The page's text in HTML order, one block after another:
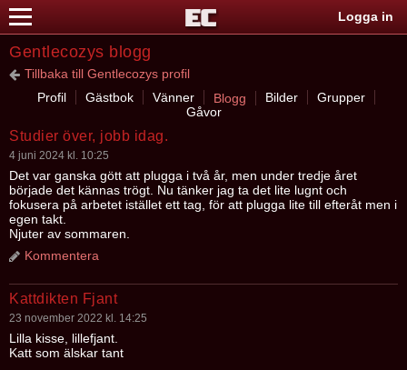
Logga in
Gentlecozys blogg
Tillbaka till Gentlecozys profil
Profil
Gästbok Vänner Blogg Bilder
Grupper
Gåvor
Studier över, jobb idag.
4 juni 2024 kl. 10:25
Det var ganska gött att plugga i två år, men under tredje året
började det kännas trögt. Nu tänker jag ta det lite lugnt och
fokusera på arbetet istället ett tag, för att plugga lite till efteråt men i
egen takt.
Njuter av sommaren.
Kommentera
Kattdikten Fjant
23 november 2022 kl. 14:25
Lilla kisse, lillefjant.
Katt som älskar tant